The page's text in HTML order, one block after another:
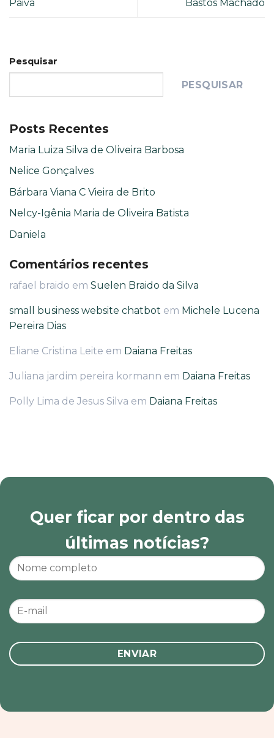
Paiva Bastos Machado
Pesquisar
PESQUISAR
Posts Recentes
Maria Luiza Silva de Oliveira Barbosa
Nelice Gonçalves
Bárbara Viana C Vieira de Brito
Nelcy-Igênia Maria de Oliveira Batista
Daniela
Comentários recentes
rafael braido em Suelen Braido da Silva
small business website chatbot em Michele Lucena
Pereira Dias
Eliane Cristina Leite em Daiana Freitas
Juliana jardim pereira kormann em Daiana Freitas
Polly Lima de Jesus Silva em Daiana Freitas
Quer ficar por dentro das
últimas notícias?